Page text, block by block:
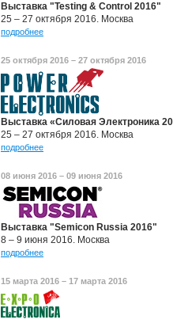
Выставка "Testing & Control 2016"
25 – 27 октября 2016. Москва
подробнее
25 октября 2016 – 27 октября 2016
Выставка «Силовая Электроника
25 – 27 октября 2016. Москва
подробнее
08 июня 2016 – 09 июня 2016
Выставка "Semicon Russia 2016"
8 – 9 июня 2016. Москва
подробнее
15 марта 2016 – 17 марта 2016